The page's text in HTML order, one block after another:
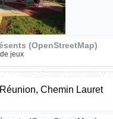
(OpenStreetMap)
jeux
Chemin Lauret